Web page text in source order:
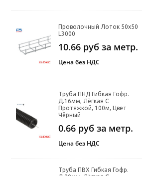
Проволочный Лоток 50х50
L3000
10.66 руб за метр.
Цена без НДС
Труба ПНД Гибкая Гофр.
Д.16мм, Лёгкая С
Протяжкой, 100м, Цвет
Чёрный
0.66 руб за метр.
Цена без НДС
Труба ПВХ Гибкая Гофр.